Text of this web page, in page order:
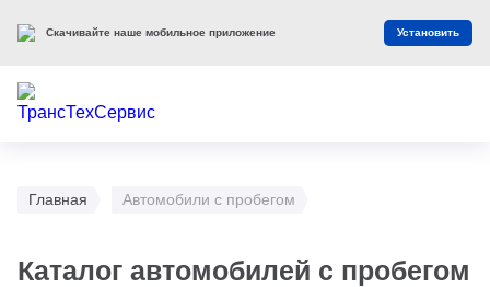
Главная Автомобили с пробегом
Каталог автомобилей с пробегом
Скачивайте наше мобильное приложение Установить